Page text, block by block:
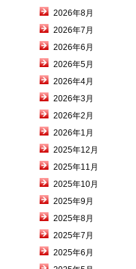
2026年8月
2026年7月
2026年6月
2026年5月
2026年4月
2026年3月
2026年2月
2026年1月
2025年12月
2025年11月
2025年10月
2025年9月
2025年8月
2025年7月
2025年6月